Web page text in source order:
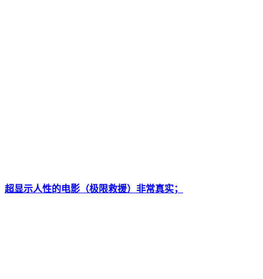
超显示人性的电影（极限救援）非常真实；